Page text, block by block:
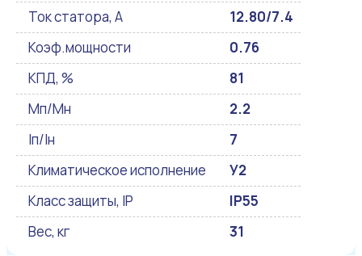
Ток статора, А
12.80/7.4
Коэф.мощности
0.76
КПД, %
81
Мп/Мн
2.2
Iп/Iн
7
Климатическое исполнение
У2
Класс защиты, IP
IP55
Вес, кг
31